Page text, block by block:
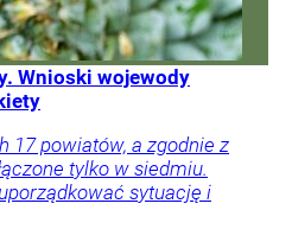
Wnioski wojewody
17 powiatów, a zgodnie z
tylko w siedmiu.
sytuację i